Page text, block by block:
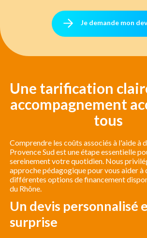
Je demande mon
Une tarification
accompagnement
tous
Comprendre les coûts associés à l'aide à
Provence Sud est une étape essentielle
sereinement votre quotidien. Nous
approche pédagogique pour vous aider à
différentes options de financement
du Rhône.
Un devis personnalisé
surprise